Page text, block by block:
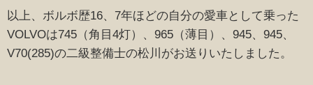
以上、ボルボ歴16、7年ほどの自分の愛車として乗った
VOLVOは745（角目4灯）、965（薄目）、945、945、
V70(285)の二級整備士の松川がお送りいたしました。